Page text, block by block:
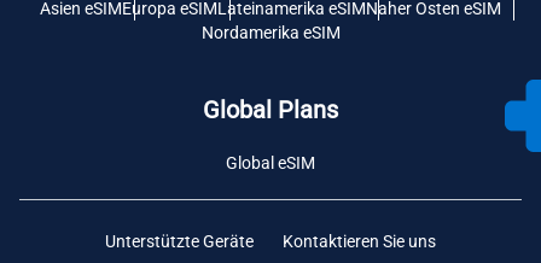
Asien eSIMEuropa eSIMLateinamerika eSIMNaher Osten eSIM
Nordamerika eSIM
Global Plans
Global eSIM
Unterstützte Geräte Kontaktieren Sie uns